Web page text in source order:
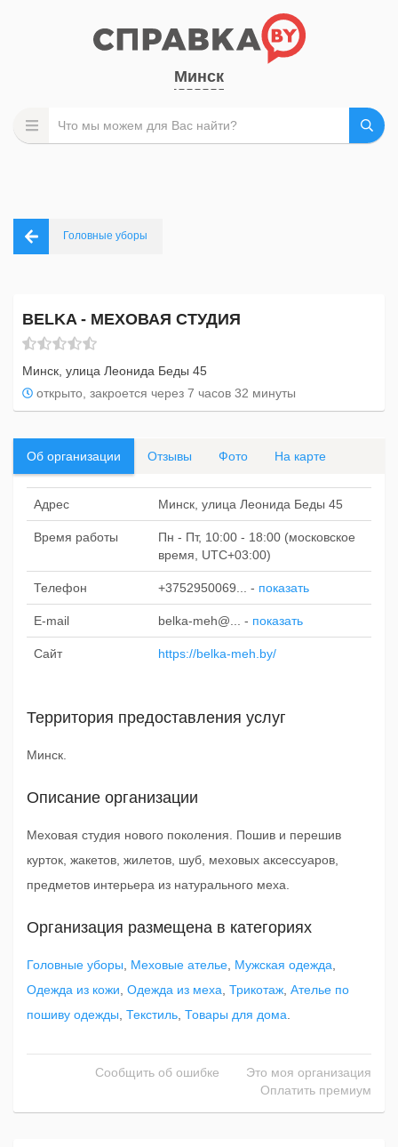
Минск
Головные уборы
BELKA - МЕХОВАЯ СТУДИЯ
Минск, улица Леонида Беды 45
открыто, закроется через 7 часов 32 минуты
Об организации Отзывы Фото На карте
Адрес Минск, улица Леонида Беды 45
Время работы
Пн - Пт, 10:00 - 18:00 (московское
время, UTC+03:00)
Телефон +3752950069... - показать
E-mail belka-meh@... - показать
Сайт https://belka-meh.by/
Территория предоставления услуг
Минск.
Описание организации
Меховая студия нового поколения. Пошив и перешив
курток, жакетов, жилетов, шуб, меховых аксессуаров,
предметов интерьера из натурального меха.
Организация размещена в категориях
Головные уборы Меховые ателье Мужская одежда
Одежда из кожи Одежда из меха Трикотаж Ателье по
пошиву одежды Текстиль Товары для дома
Сообщить об ошибке
Это моя организация
Оплатить премиум